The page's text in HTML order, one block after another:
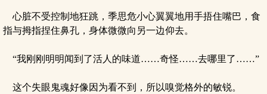
心脏不受控制地狂跳，季思危小心翼翼地用手捂住嘴巴，食
指与拇指捏住鼻孔，身体微微向另一边仰去。
“我刚刚明明闻到了活人的味道……奇怪……去哪里了……”
这个失眼鬼魂好像因为看不到，所以嗅觉格外的敏锐。